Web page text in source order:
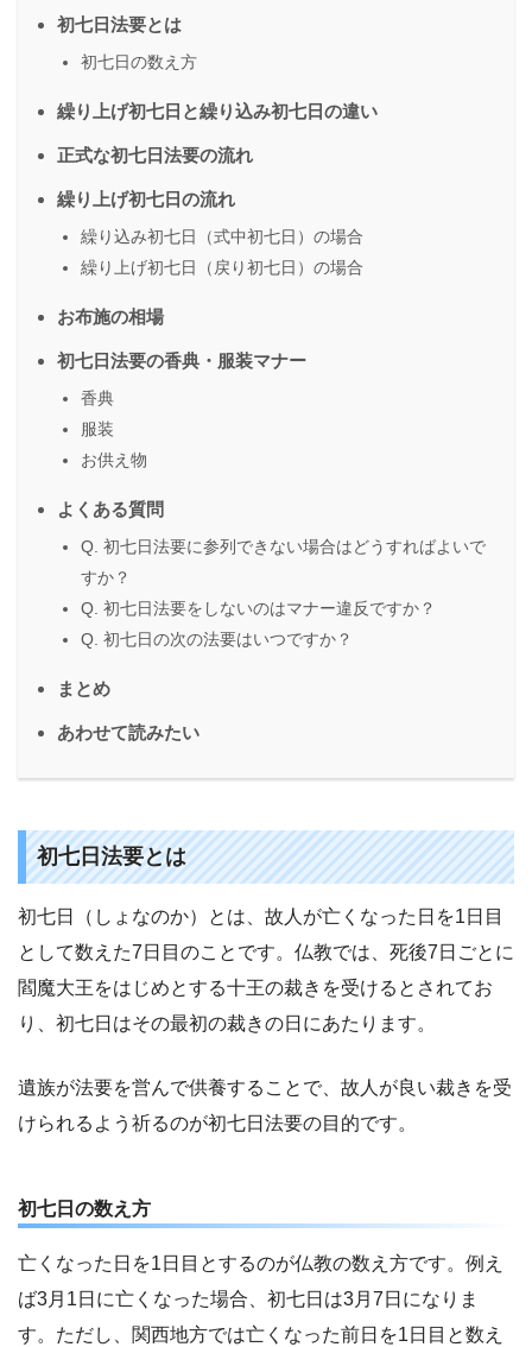
初七日法要とは
初七日の数え方
繰り上げ初七日と繰り込み初七日の違い
正式な初七日法要の流れ
繰り上げ初七日の流れ
繰り込み初七日（式中初七日）の場合
繰り上げ初七日（戻り初七日）の場合
お布施の相場
初七日法要の香典・服装マナー
香典
服装
お供え物
よくある質問
Q. 初七日法要に参列できない場合はどうすればよいで
すか？
Q. 初七日法要をしないのはマナー違反ですか？
Q. 初七日の次の法要はいつですか？
まとめ
あわせて読みたい
初七日法要とは
初七日（しょなのか）とは、故人が亡くなった日を1日目
として数えた7日目のことです。仏教では、死後7日ごとに
閻魔大王をはじめとする十王の裁きを受けるとされてお
り、初七日はその最初の裁きの日にあたります。
遺族が法要を営んで供養することで、故人が良い裁きを受
けられるよう祈るのが初七日法要の目的です。
初七日の数え方
亡くなった日を1日目とするのが仏教の数え方です。例え
ば3月1日に亡くなった場合、初七日は3月7日になりま
す。ただし、関西地方では亡くなった前日を1日目と数え